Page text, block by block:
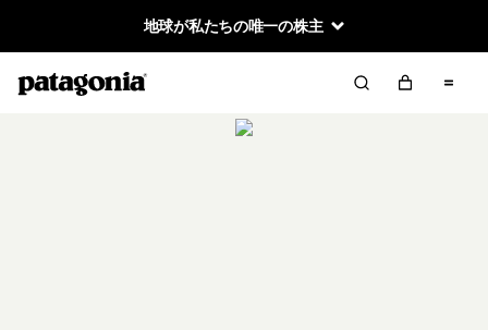
地球が私たちの唯一の株主